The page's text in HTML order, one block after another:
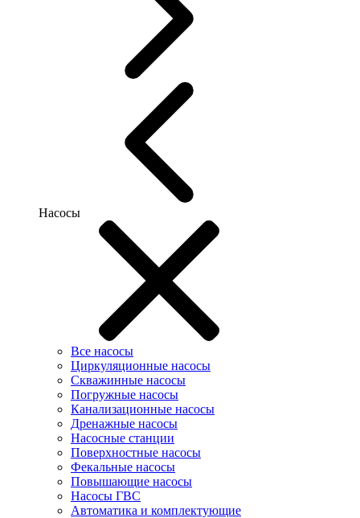
Насосы
Все насосы
Циркуляционные насосы
Скважинные насосы
Погружные насосы
Канализационные насосы
Дренажные насосы
Насосные станции
Поверхностные насосы
Фекальные насосы
Повышающие насосы
Насосы ГВС
Автоматика и комплектующие